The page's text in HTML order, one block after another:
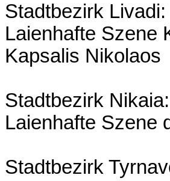
Stadtbezirk Livadi:
Laienhafte Szene
Kapsalis Nikolaos
Stadtbezirk Nikaia:
Laienhafte Szene
Stadtbezirk